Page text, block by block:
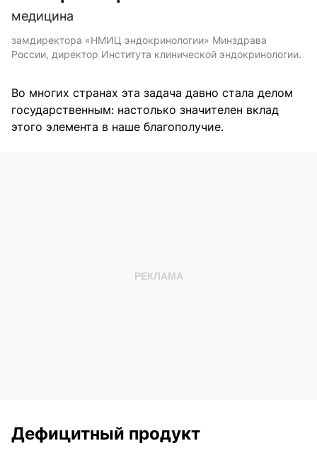
медицина
замдиректора «НМИЦ эндокринологии» Минздрава
России, директор Института клинической эндокринологии.
Во многих странах эта задача давно стала делом
государственным: настолько значителен вклад
этого элемента в наше благополучие.
Дефицитный продукт